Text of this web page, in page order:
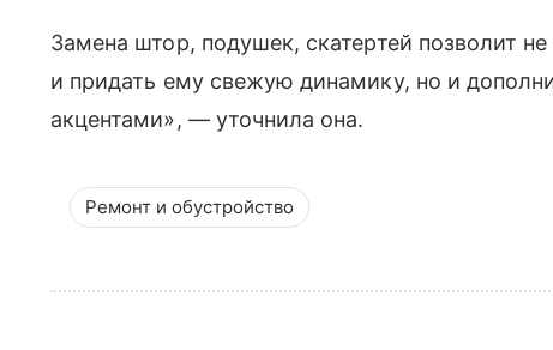
Замена штор, подушек, скатертей позволит
и придать ему свежую динамику, но и
акцентами», — уточнила она.
Ремонт и обустройство